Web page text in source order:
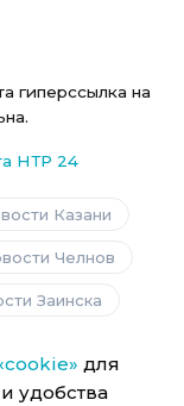
гиперссылка на
НТР 24
Казани
Челнов
Заинска
для
удобства